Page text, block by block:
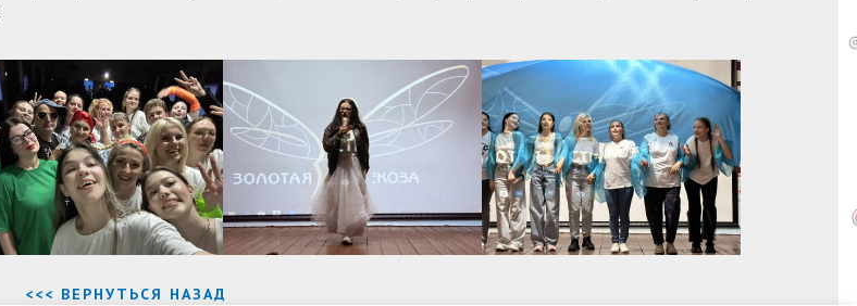
<<< ВЕРНУТЬСЯ НАЗАД